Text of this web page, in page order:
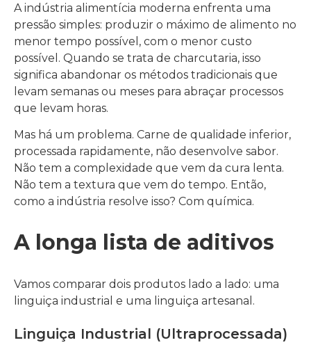
A indústria alimentícia moderna enfrenta uma
pressão simples: produzir o máximo de alimento no
menor tempo possível, com o menor custo
possível. Quando se trata de charcutaria, isso
significa abandonar os métodos tradicionais que
levam semanas ou meses para abraçar processos
que levam horas.
Mas há um problema. Carne de qualidade inferior,
processada rapidamente, não desenvolve sabor.
Não tem a complexidade que vem da cura lenta.
Não tem a textura que vem do tempo. Então,
como a indústria resolve isso? Com química.
A longa lista de aditivos
Vamos comparar dois produtos lado a lado: uma
linguiça industrial e uma linguiça artesanal.
Linguiça Industrial (Ultraprocessada)